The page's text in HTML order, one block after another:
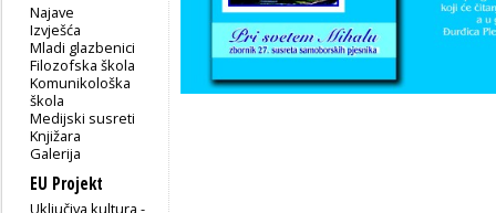
Najave
Izvješća
Mladi glazbenici
Filozofska škola
Komunikološka
škola
Medijski susreti
Knjižara
Galerija
EU Projekt
Uključiva kultura -